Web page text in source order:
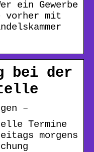
ein Gewerbe
vorher mit
bei der
–
Termine
morgens